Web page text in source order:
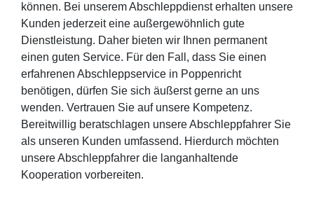
können. Bei unserem Abschleppdienst erhalten unsere
Kunden jederzeit eine außergewöhnlich gute
Dienstleistung. Daher bieten wir Ihnen permanent
einen guten Service. Für den Fall, dass Sie einen
erfahrenen Abschleppservice in Poppenricht
benötigen, dürfen Sie sich äußerst gerne an uns
wenden. Vertrauen Sie auf unsere Kompetenz.
Bereitwillig beratschlagen unsere Abschleppfahrer Sie
als unseren Kunden umfassend. Hierdurch möchten
unsere Abschleppfahrer die langanhaltende
Kooperation vorbereiten.